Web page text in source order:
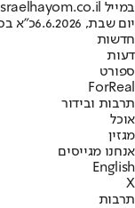
במייל hayom@israelhayom.co.il.
יום שבת, 6.6.2026
כ"א
חדשות
דעות
ספורט
ForReal
תרבות ובידור
אוכל
מגזין
אנחנו מגייסים
English
X
תרבות